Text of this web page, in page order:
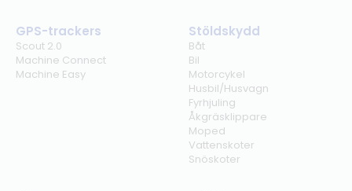
GPS-trackers
Scout 2.0
Machine Connect
Machine Easy
Stöldskydd
Båt
Bil
Motorcykel
Husbil/Husvagn
Fyrhjuling
Åkgräsklippare
Moped
Vattenskoter
Snöskoter